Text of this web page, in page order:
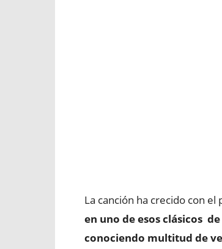
La canción ha crecido con
en uno de esos clásicos
conociendo multitud de